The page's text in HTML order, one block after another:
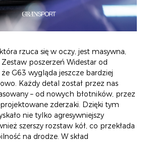
rzuca się w oczy, jest masywna,
Zestaw poszerzeń Widestar od
G63 wygląda jeszcze bardziej
Każdy detal został przez nas
– od nowych błotników, przez
zderzaki. Dzięki tym
nie tylko agresywniejszy
szerszy rozstaw kół, co przekłada
na drodze. W skład